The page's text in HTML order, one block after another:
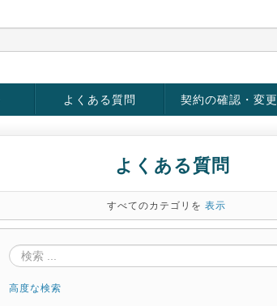
よくある質問 契約の確認・変更
よくある質問
すべてのカテゴリを 表示
高度な検索